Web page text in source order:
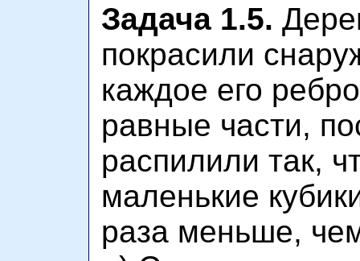
Задача 1.5.
покрасили
каждое его
равные части,
распилили так,
маленькие
раза меньше,